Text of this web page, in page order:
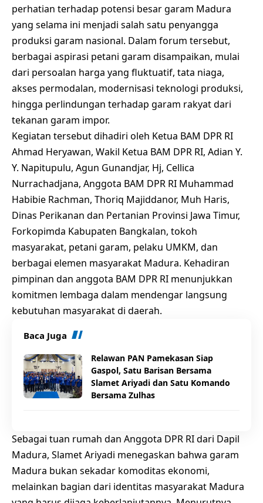
perhatian terhadap potensi besar garam Madura
yang selama ini menjadi salah satu penyangga
produksi garam nasional. Dalam forum tersebut,
berbagai aspirasi petani garam disampaikan, mulai
dari persoalan harga yang fluktuatif, tata niaga,
akses permodalan, modernisasi teknologi produksi,
hingga perlindungan terhadap garam rakyat dari
tekanan garam impor.
Kegiatan tersebut dihadiri oleh Ketua BAM DPR RI
Ahmad Heryawan, Wakil Ketua BAM DPR RI, Adian Y.
Y. Napitupulu, Agun Gunandjar, Hj, Cellica
Nurrachadjana, Anggota BAM DPR RI Muhammad
Habibie Rachman, Thoriq Majiddanor, Muh Haris,
Dinas Perikanan dan Pertanian Provinsi Jawa Timur,
Forkopimda Kabupaten Bangkalan, tokoh
masyarakat, petani garam, pelaku UMKM, dan
berbagai elemen masyarakat Madura. Kehadiran
pimpinan dan anggota BAM DPR RI menunjukkan
komitmen lembaga dalam mendengar langsung
kebutuhan masyarakat di daerah.
Baca Juga
Relawan PAN Pamekasan Siap
Gaspol, Satu Barisan Bersama
Slamet Ariyadi dan Satu Komando
Bersama Zulhas
Sebagai tuan rumah dan Anggota DPR RI dari Dapil
Madura, Slamet Ariyadi menegaskan bahwa garam
Madura bukan sekadar komoditas ekonomi,
melainkan bagian dari identitas masyarakat Madura